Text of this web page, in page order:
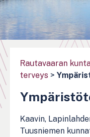
Rautavaaran
terveys >
Kaavin,
Tuusniemen